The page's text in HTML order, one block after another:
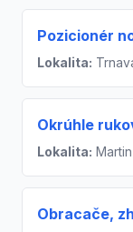
Pozicionér
Lokalita:
Okrúhle
Lokalita: Martin
Obracače,